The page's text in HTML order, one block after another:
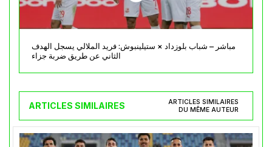
مباشر – شباب بلوزداد × ستيلينبوش: فريد الملالي يسجل الهدف
الثاني عن طريق ضربة جزاء
ARTICLES SIMILAIRES
ARTICLES SIMILAIRES
DU MÊME AUTEUR